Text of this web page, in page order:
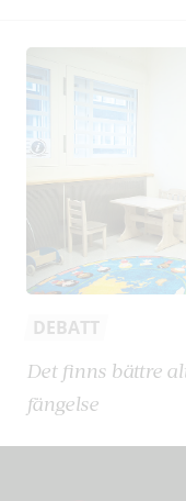
DEBATT
Det finns bättre
fängelse